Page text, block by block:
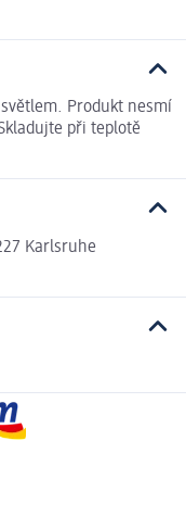
Produkt nesmí
při teplotě
Karlsruhe